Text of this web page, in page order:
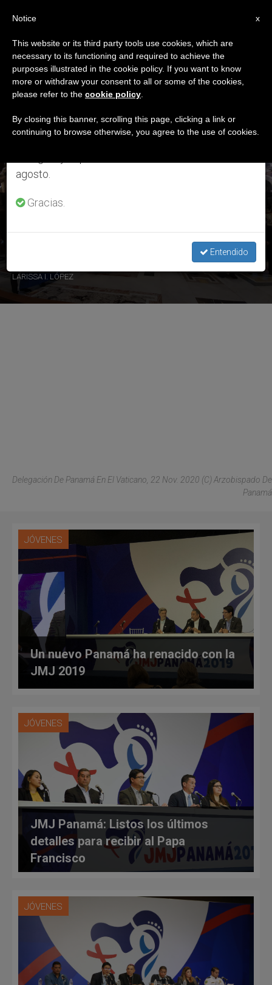
ETIQUETA
Posts Tagged ‘Víctor
Chang’
ÚLTIMAS NOTICIAS
Panamá: Delegación en Roma traspasa los símbolos de la
LARISSA I. LÓPEZ
Delegación De Panamá En El Vaticano, 22 Nov. 2020 (C) Arzobispado De
Panamá
JÓVENES
Un nuevo Panamá ha renacido con la
JMJ 2019
JÓVENES
JMJ Panamá: Listos los últimos
detalles para recibir al Papa
Francisco
JÓVENES
×
Aviso importante
Del 27 de julio al 7 de agosto haremos la pausa
anual, aprovechando que en el periodo de verano
se generan menos informaciones y también el
agosto.
Gracias.
Entendido
x
Notice
This website or its third party tools use cookies, which are
necessary to its functioning and required to achieve the
purposes illustrated in the cookie policy. If you want to know
more or withdraw your consent to all or some of the cookies,
please refer to the cookie policy
By closing this banner, scrolling this page, clicking a link or
continuing to browse otherwise, you agree to the use of cookies.